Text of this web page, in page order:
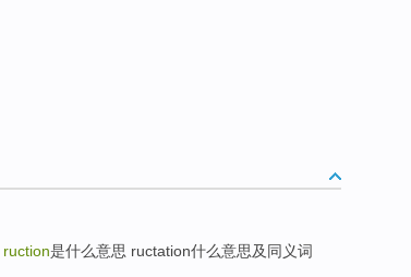
ruction是什么意思 ructation什么意思及同义词